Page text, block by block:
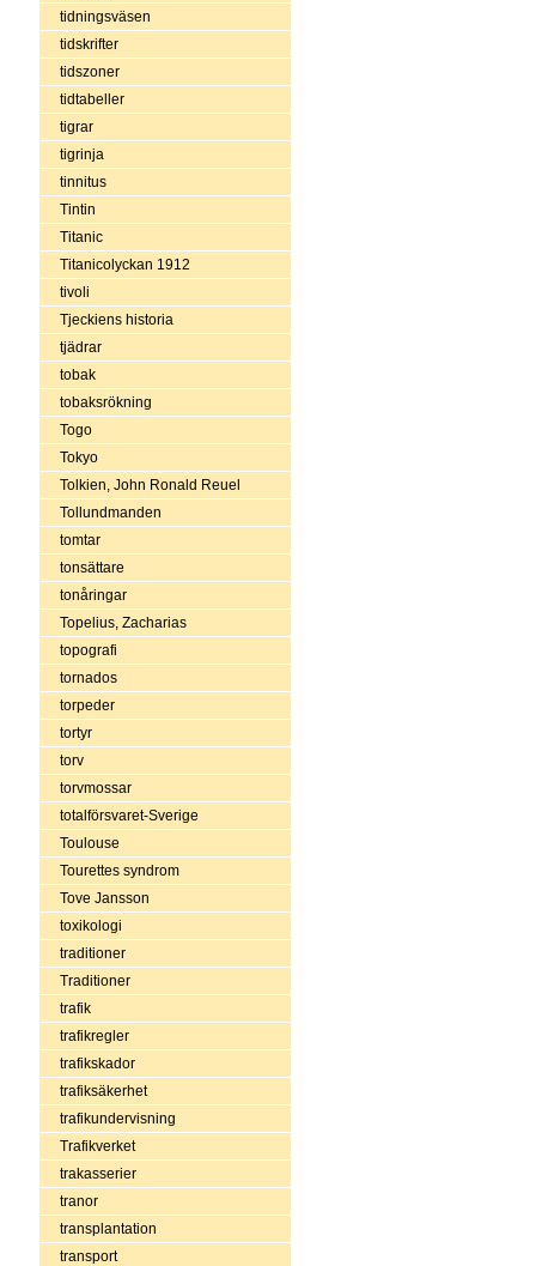
tidningsväsen
tidskrifter
tidszoner
tidtabeller
tigrar
tigrinja
tinnitus
Tintin
Titanic
Titanicolyckan 1912
tivoli
Tjeckiens historia
tjädrar
tobak
tobaksrökning
Togo
Tokyo
Tolkien, John Ronald Reuel
Tollundmanden
tomtar
tonsättare
tonåringar
Topelius, Zacharias
topografi
tornados
torpeder
tortyr
torv
torvmossar
totalförsvaret-Sverige
Toulouse
Tourettes syndrom
Tove Jansson
toxikologi
traditioner
Traditioner
trafik
trafikregler
trafikskador
trafiksäkerhet
trafikundervisning
Trafikverket
trakasserier
tranor
transplantation
transport